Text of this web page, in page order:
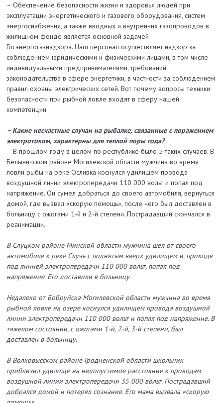
– Обеспечение безопасности жизни и здоровья людей при
эксплуатации энергетического и газового оборудования, систем
энергоснабжения, а также вводных и внутренних газопроводов в
жилищном фонде является основной задачей
Госэнергогазнадзора. Наш персонал осуществляет надзор за
соблюдением юридическими и физическими лицами, в том числе
индивидуальными предпринимателями, требований
законодательства в сфере энергетики, в частности за соблюдением
правил охраны электрических сетей. Вот почему вопросы техники
безопасности при рыбной ловле входят в сферу нашей
компетенции.
– Какие несчастные случаи на рыбалке, связанные с поражением
электротоком, характерны для теплой поры года?
– В прошлом году в целом по республике было 5 таких случаев. В
Белыничском районе Могилевской области мужчина во время
ловли рыбы на реке Осливка коснулся удилищем провода
воздушной линии электропередачи 110 000 вольт и попал под
напряжение. Он сумел добраться до своего автомобиля, вернуться
домой, где вызвал «скорую помощь», после чего был доставлен в
больницу с ожогами 1-й и 2-й степени. Пострадавший скончался в
реанимации.
В Слуцком районе Минской области мужчина шел от своего
автомобиля к реке Случь с поднятым вверх удилищем и, проходя
под линией электропередачи 110 000 вольт, попал под
напряжение. Его доставили в больницу.
Недалеко от Бобруйска Могилевской области мужчина во время
рыбной ловле на озере коснулся удилищем провода воздушной
линии электропередачи 110 000 вольт и попал под напряжение. В
тяжелом состоянии, с ожогами 1-й, 2-й, 3-й степени, был
доставлен в больницу.
В Волковысском районе Гродненской области школьник
приблизил удилище на недопустимое расстояние к проводам
воздушной линии электропередачи 35 000 вольт. Пострадавший
добрался домой и потерял сознание. Его мама вызвала «скорую